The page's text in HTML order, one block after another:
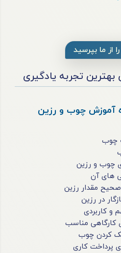
از ما بپرسید
بهترین تجربه یادگیری
آموزش چوب و رزین
چوب
چوب و رزین
های آن
مقدار رزین
در رزین
و کاربردی
کارگاهی مناسب
کردن چوب
پرداخت کاری